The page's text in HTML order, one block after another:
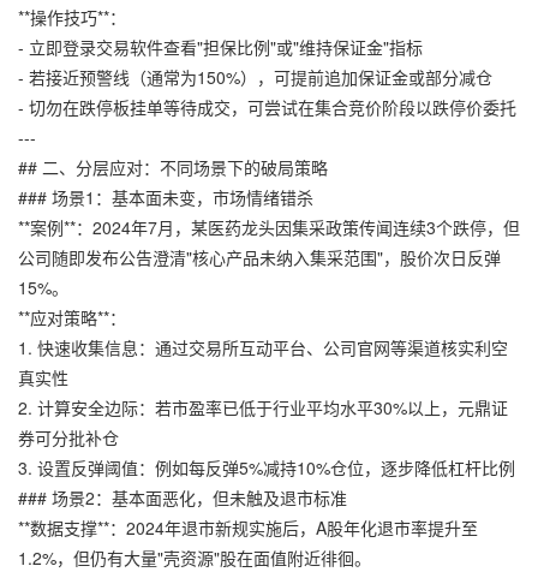
**操作技巧**：
- 立即登录交易软件查看"担保比例"或"维持保证金"指标
- 若接近预警线（通常为150%），可提前追加保证金或部分减仓
- 切勿在跌停板挂单等待成交，可尝试在集合竞价阶段以跌停价委托
---
## 二、分层应对：不同场景下的破局策略
### 场景1：基本面未变，市场情绪错杀
**案例**：2024年7月，某医药龙头因集采政策传闻连续3个跌停，但
公司随即发布公告澄清"核心产品未纳入集采范围"，股价次日反弹
15%。
**应对策略**：
1. 快速收集信息：通过交易所互动平台、公司官网等渠道核实利空
真实性
2. 计算安全边际：若市盈率已低于行业平均水平30%以上， 元鼎证
券可分批补仓
3. 设置反弹阈值：例如每反弹5%减持10%仓位，逐步降低杠杆比例
### 场景2：基本面恶化，但未触及退市标准
**数据支撑**：2024年退市新规实施后，A股年化退市率提升至
1.2%，但仍有大量"壳资源"股在面值附近徘徊。